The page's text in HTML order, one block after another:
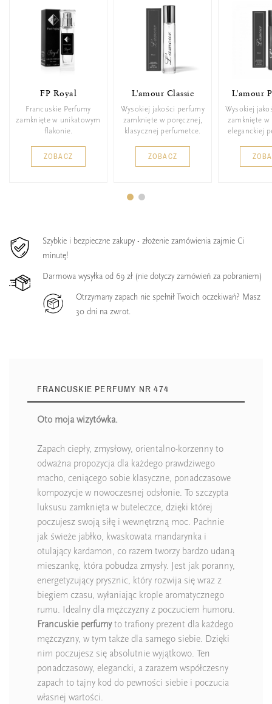
FP Royal
Francuskie Perfumy
zamknięte w unikatowym
flakonie.
ZOBACZ
L'amour Classic
Wysokiej jakości perfumy
zamknięte w poręcznej,
klasycznej perfumetce.
ZOBACZ
L'amour
Wysokiej
zamknięte w
eleganckiej
Szybkie i bezpieczne zakupy - złożenie zamówienia zajmie Ci
minutę!
Darmowa wysyłka od 69 zł (nie dotyczy zamówień za pobraniem)
Otrzymany zapach nie spełnił Twoich oczekiwań? Masz
30 dni na zwrot.
FRANCUSKIE PERFUMY NR 474
Oto moja wizytówka.
Zapach ciepły, zmysłowy, orientalno-korzenny to
odważna propozycja dla każdego prawdziwego
macho, ceniącego sobie klasyczne, ponadczasowe
kompozycje w nowoczesnej odsłonie. To szczypta
luksusu zamknięta w buteleczce, dzięki której
poczujesz swoją siłę i wewnętrzną moc. Pachnie
jak świeże jabłko, kwaskowata mandarynka i
otulający kardamon, co razem tworzy bardzo udaną
mieszankę, która pobudza zmysły. Jest jak poranny,
energetyzujący prysznic, który rozwija się wraz z
biegiem czasu, wyłaniając krople aromatycznego
rumu. Idealny dla mężczyzny z poczuciem humoru.
Francuskie perfumyto trafiony prezent dla każdego
mężczyzny, w tym także dla samego siebie. Dzięki
nim poczujesz się absolutnie wyjątkowo. Ten
ponadczasowy, elegancki, a zarazem współczesny
zapach to tajny kod do pewności siebie i poczucia
własnej wartości.